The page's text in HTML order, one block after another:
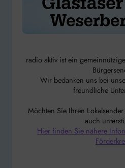
radio aktiv ist ein
Wir bedanken uns bei
freundliche
Möchten Sie Ihren
auch
Hier finden Sie nähere